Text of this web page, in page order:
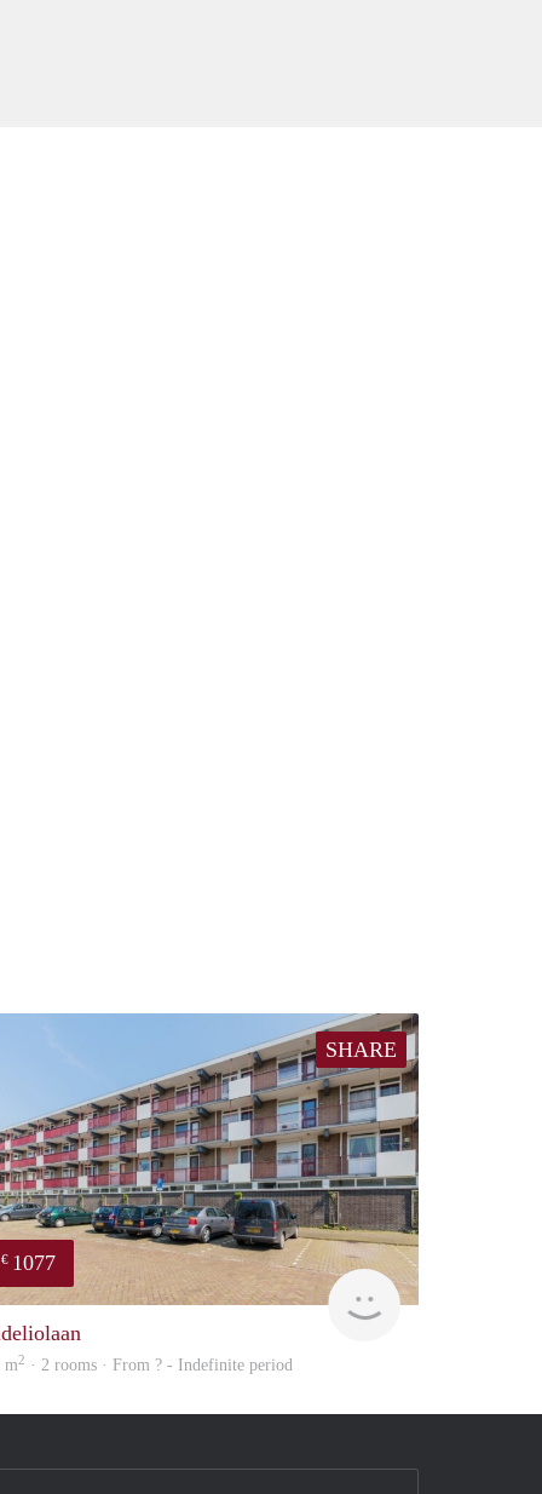
SHARE
€ 1077
Woning
m2 · 2 rooms · From ? - Indefinite period